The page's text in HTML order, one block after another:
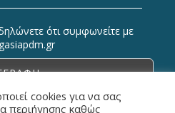
ότι συμφωνείτε με
cookies για να σας
περιήγησης καθώς